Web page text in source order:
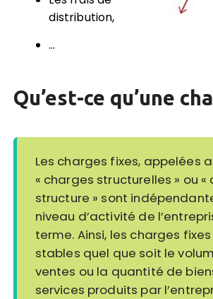
distribution,
…
Qu’est-ce qu’une
Les charges fixes, appelées
« charges structurelles » ou
structure » sont
niveau d’activité de
terme. Ainsi, les charges
stables quel que soit le
ventes ou la quantité de
services produits par